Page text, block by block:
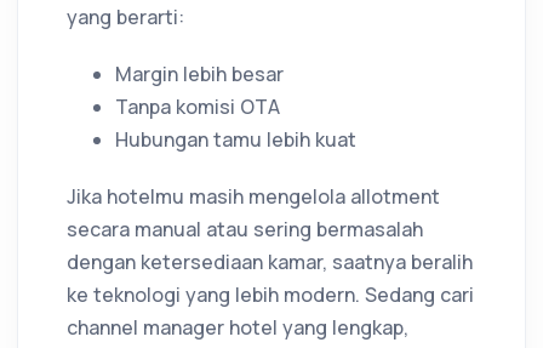
yang berarti:
Margin lebih besar
Tanpa komisi OTA
Hubungan tamu lebih kuat
Jika hotelmu masih mengelola allotment
secara manual atau sering bermasalah
dengan ketersediaan kamar, saatnya beralih
ke teknologi yang lebih modern. Sedang cari
channel manager hotel yang lengkap,